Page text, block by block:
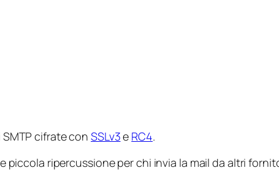
cifrate conSSLv3e RC4.
ripercussione per chi invia la mail da altri